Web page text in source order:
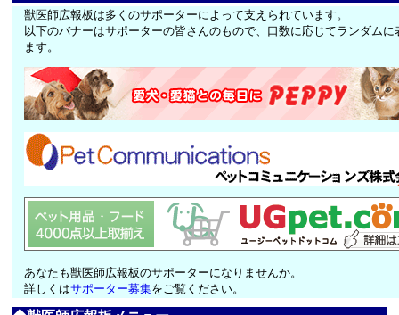
獣医師広報板は多くのサポーターによって支えられています。
以下のバナーはサポーターの皆さんのもので、口数に応じてランダムに
ます。
あなたも獣医師広報板のサポーターになりませんか。
詳しくはサポーター募集をご覧ください。